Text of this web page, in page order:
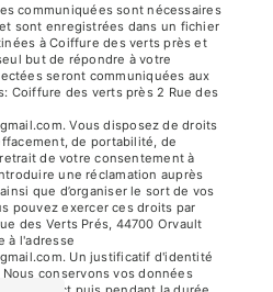
communiquées sont nécessaires
sont enregistrées dans un fichier
à Coiffure des verts près et
but de répondre à votre
seront communiquées aux
Coiffure des verts près 2 Rue des
Vous disposez de droits
de portabilité, de
de votre consentement à
une réclamation auprès
que d’organiser le sort de vos
pouvez exercer ces droits par
des Verts Prés, 44700 Orvault
à l'adresse
Un justificatif d'identité
conservons vos données